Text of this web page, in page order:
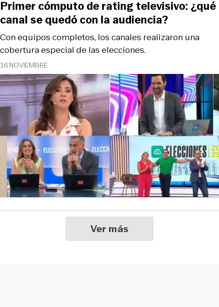
16 NOVIEMBRE
Con equipos completos, los canales realizaron una
cobertura especial de las elecciones.
Primer cómputo de rating televisivo: ¿qué
canal se quedó con la audiencia?
Ver más